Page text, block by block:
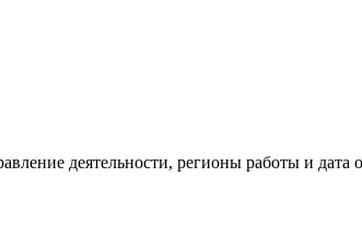
деятельности, регионы работы и дата